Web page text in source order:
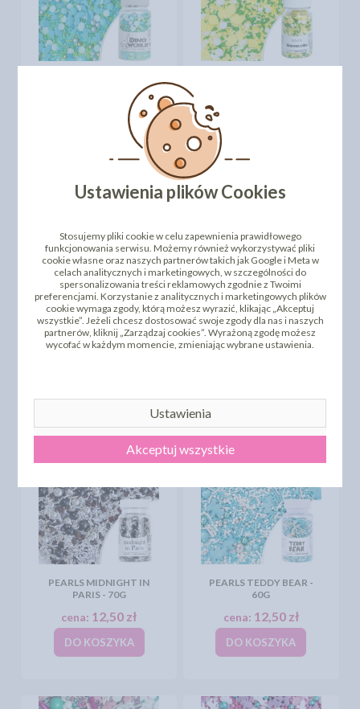
12,50 zł
DO KOSZYKA
PEARLS HELLO MICKEY
MOUSE - 70G
PEARLS IT'S A BOY - 70G
PEARLS MIDNIGHT IN
PARIS - 70G
cena: 12,50 zł
DO KOSZYKA
PEARLS TEDDY BEAR -
60G
cena: 12,50 zł
DO KOSZYKA
Ustawienia plików Cookies
Stosujemy pliki cookie w celu zapewnienia prawidłowego
funkcjonowania serwisu. Możemy również wykorzystywać pliki
cookie własne oraz naszych partnerów takich jak Google i Meta w
celach analitycznych i marketingowych, w szczególności do
spersonalizowania treści reklamowych zgodnie z Twoimi
preferencjami. Korzystanie z analitycznych i marketingowych plików
cookie wymaga zgody, którą możesz wyrazić, klikając „Akceptuj
wszystkie”. Jeżeli chcesz dostosować swoje zgody dla nas i naszych
partnerów, kliknij „Zarządzaj cookies”. Wyrażoną zgodę możesz
wycofać w każdym momencie, zmieniając wybrane ustawienia.
Ustawienia
Akceptuj wszystkie